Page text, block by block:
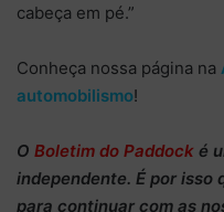
cabeça em pé.”
Conheça nossa página na
automobilismo!
O Boletim do Paddock é
independente. É por isso
para continuar com as